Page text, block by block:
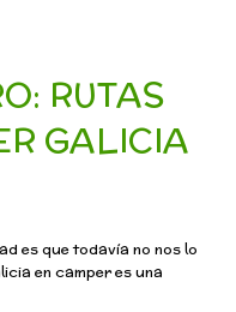
RUTAS
GALICIA
es que todavía no nos lo
en camper es una